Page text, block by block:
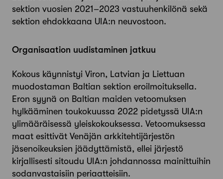
sektion vuosien 2021–2023 vastuuhenkilönä sekä
sektion ehdokkaana UIA:n neuvostoon.
Organisaation uudistaminen jatkuu
Kokous käynnistyi Viron, Latvian ja Liettuan
muodostaman Baltian sektion ero­ilmoituksella.
Eron syynä on Baltian maiden vetoomuksen
hylkääminen toukokuussa 2022 pidetyssä UIA:n
ylimääräisessä yleiskokouksessa. Vetoomuksessa
maat esittivät Venäjän arkkitehtijärjestön
jäsenoikeuksien jäädyttämistä, ellei järjestö
kirjallisesti sitoudu UIA:n johdannossa mainittuihin
sodanvastaisiin periaatteisiin.